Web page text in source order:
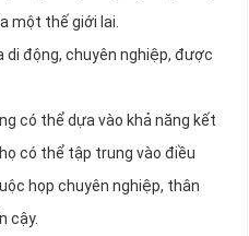
một thế giới lai.
động, chuyên nghiệp, được
có thể dựa vào khả năng kết
có thể tập trung vào điều
họp chuyên nghiệp, thân
cậy.